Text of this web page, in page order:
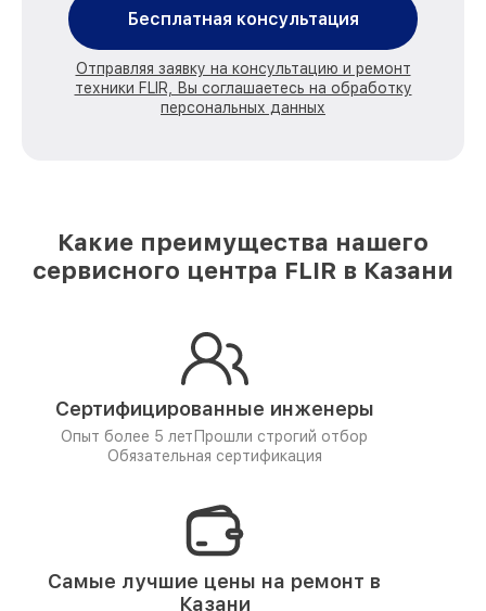
Бесплатная консультация
Отправляя заявку на консультацию и ремонт
техники FLIR, Вы соглашаетесь на обработку
персональных данных
Какие преимущества нашего
сервисного центра FLIR в Казани
Сертифицированные инженеры
Опыт более 5 лет Прошли строгий отбор
Обязательная сертификация
Самые лучшие цены на ремонт в
Казани